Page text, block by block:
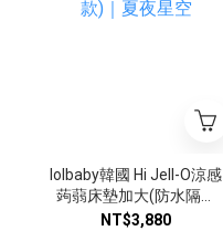
lolbaby韓國 Hi Jell-O涼感
蒟蒻床墊加大(防水隔尿
款)｜夏夜星空
NT$3,880